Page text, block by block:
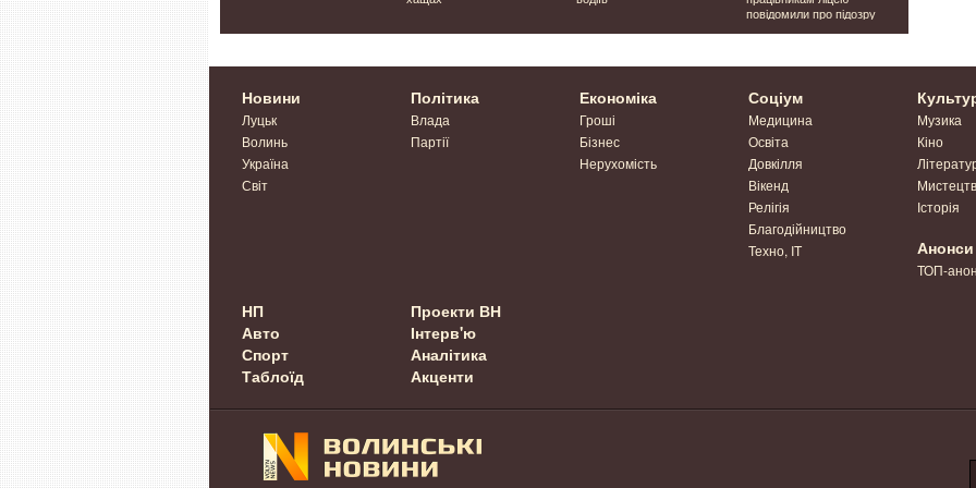
повідомили про підозру
Новини
Луцьк
Волинь
Україна
Світ
Політика
Влада
Партії
Економіка
Гроші
Бізнес
Нерухомість
Соціум
Медицина
Освіта
Довкілля
Вікенд
Релігія
Благодійництво
Техно, IT
Музика
Кіно
Історія
Анонси
ТОП-
НП
Авто
Спорт
Таблоїд
Проекти ВН
Інтерв'ю
Аналітика
Акценти